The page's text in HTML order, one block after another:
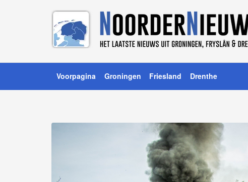
Voorpagina Groningen Friesland Drenthe